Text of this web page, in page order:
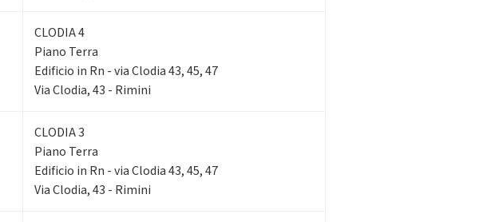
CLODIA 4
Piano Terra
Edificio in Rn - via Clodia 43, 45, 47
Via Clodia, 43 - Rimini
CLODIA 3
Piano Terra
Edificio in Rn - via Clodia 43, 45, 47
Via Clodia, 43 - Rimini